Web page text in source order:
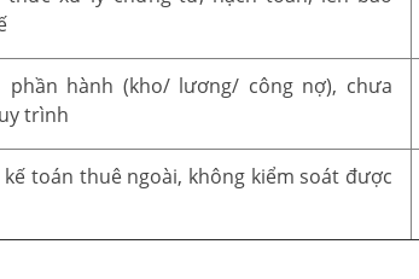
phần hành (kho/ lương/ công nợ), chưa
trình
toán thuê ngoài, không kiểm soát được